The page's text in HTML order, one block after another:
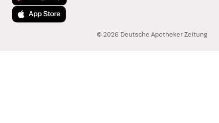
Laden im App Store
© 2026 Deutsche Apotheker Zeitung